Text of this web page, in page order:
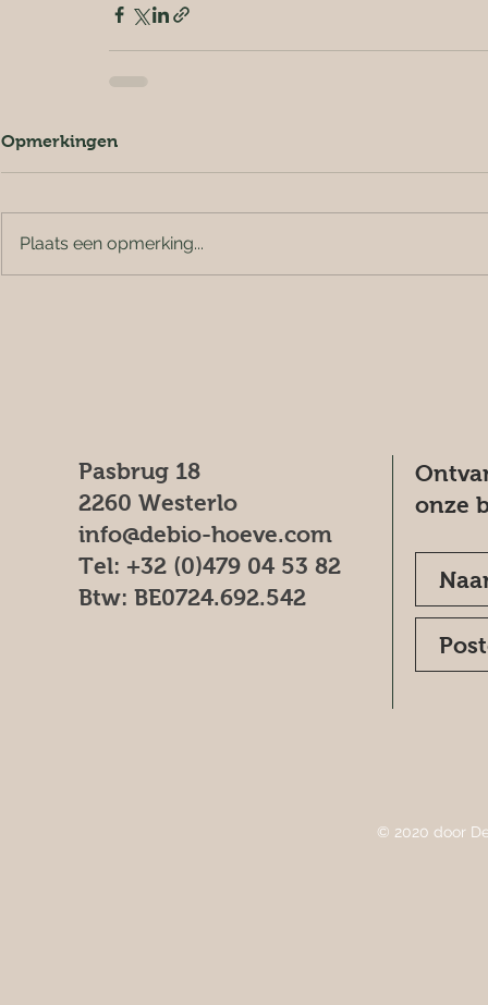
Opmerkingen
Plaats een opmerking...
Pasbrug 18
2260 Westerlo
info@debio-hoeve.com
Tel: +32 (0)479 04 53 82
Btw: BE0724.692.542
onze
© 2020 door